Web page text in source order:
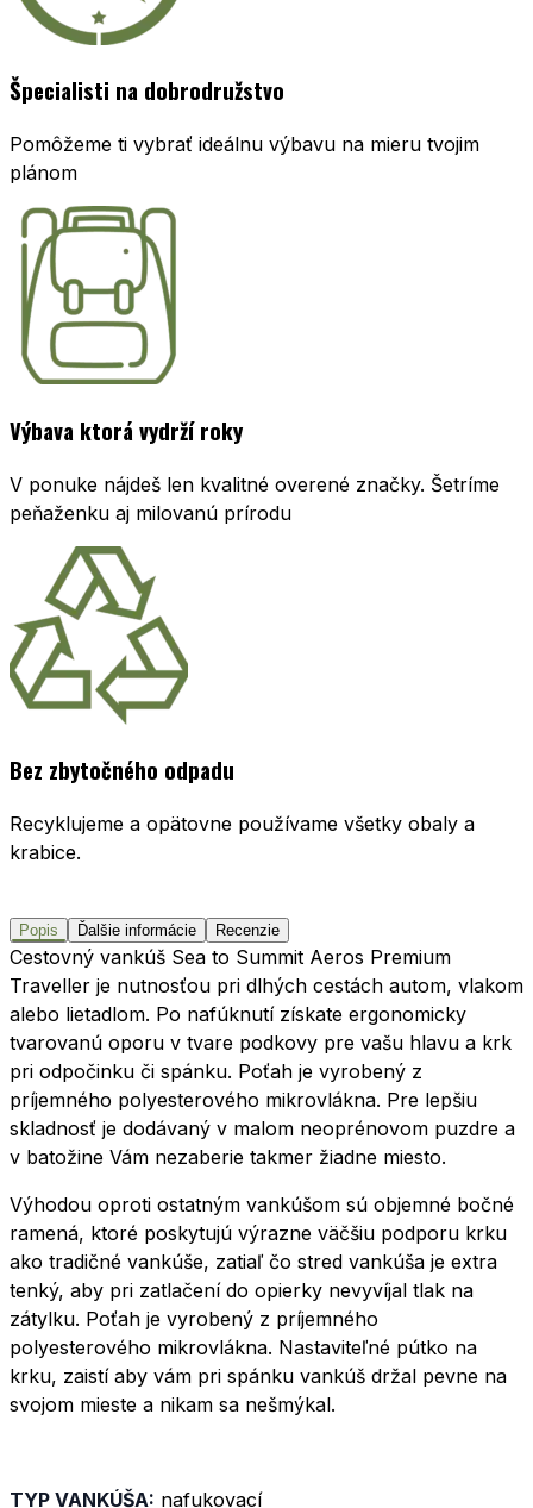
Špecialisti na dobrodružstvo
Pomôžeme ti vybrať ideálnu výbavu na mieru tvojim
plánom
Výbava ktorá vydrží roky
V ponuke nájdeš len kvalitné overené značky. Šetríme
peňaženku aj milovanú prírodu
Bez zbytočného odpadu
Recyklujeme a opätovne používame všetky obaly a
krabice.
Popis Ďalšie informácie Recenzie
Cestovný vankúš Sea to Summit Aeros Premium
Traveller je nutnosťou pri dlhých cestách autom, vlakom
alebo lietadlom. Po nafúknutí získate ergonomicky
tvarovanú oporu v tvare podkovy pre vašu hlavu a krk
pri odpočinku či spánku. Poťah je vyrobený z
príjemného polyesterového mikrovlákna. Pre lepšiu
skladnosť je dodávaný v malom neoprénovom puzdre a
v batožine Vám nezaberie takmer žiadne miesto.
Výhodou oproti ostatným vankúšom sú objemné bočné
ramená, ktoré poskytujú výrazne väčšiu podporu krku
ako tradičné vankúše, zatiaľ čo stred vankúša je extra
tenký, aby pri zatlačení do opierky nevyvíjal tlak na
zátylku. Poťah je vyrobený z príjemného
polyesterového mikrovlákna. Nastaviteľné pútko na
krku, zaistí aby vám pri spánku vankúš držal pevne na
svojom mieste a nikam sa nešmýkal.
TYP VANKÚŠA: nafukovací